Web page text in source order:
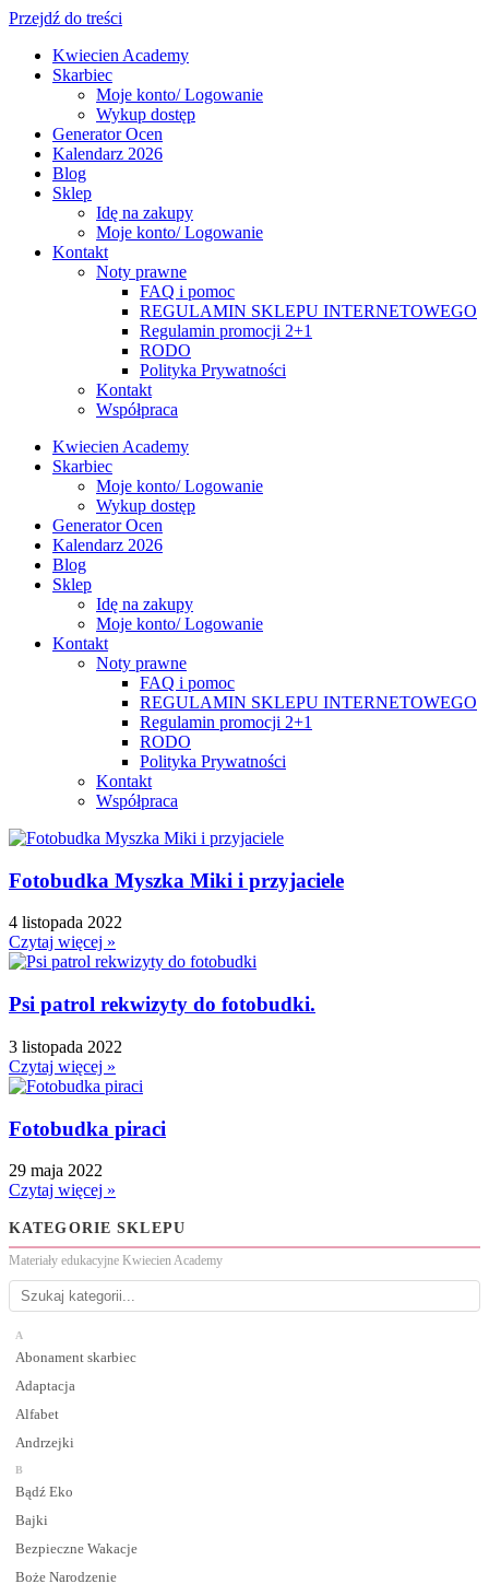
Przejdź do treści
Kwiecien Academy
Skarbiec
Moje konto/ Logowanie
Wykup dostęp
Generator Ocen
Kalendarz 2026
Blog
Sklep
Idę na zakupy
Moje konto/ Logowanie
Kontakt
Noty prawne
FAQ i pomoc
REGULAMIN SKLEPU INTERNETOWEGO
Regulamin promocji 2+1
RODO
Polityka Prywatności
Kontakt
Współpraca
Kwiecien Academy
Skarbiec
Moje konto/ Logowanie
Wykup dostęp
Generator Ocen
Kalendarz 2026
Blog
Sklep
Idę na zakupy
Moje konto/ Logowanie
Kontakt
Noty prawne
FAQ i pomoc
REGULAMIN SKLEPU INTERNETOWEGO
Regulamin promocji 2+1
RODO
Polityka Prywatności
Kontakt
Współpraca
Fotobudka Myszka Miki i przyjaciele
4 listopada 2022
Czytaj więcej »
Psi patrol rekwizyty do fotobudki.
3 listopada 2022
Czytaj więcej »
Fotobudka piraci
29 maja 2022
Czytaj więcej »
KATEGORIE SKLEPU
Materiały edukacyjne Kwiecien Academy
A
Abonament skarbiec
Adaptacja
Alfabet
Andrzejki
B
Bądź Eko
Bajki
Bezpieczne Wakacje
Boże Narodzenie